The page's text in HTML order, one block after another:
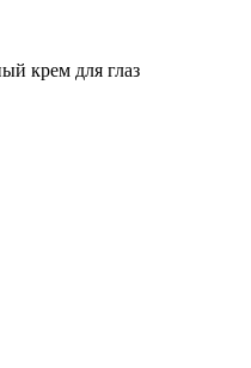
крем для глаз